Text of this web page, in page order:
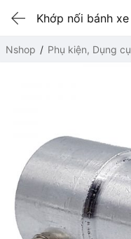
Nshop Phụ kiện, Dụng cụ